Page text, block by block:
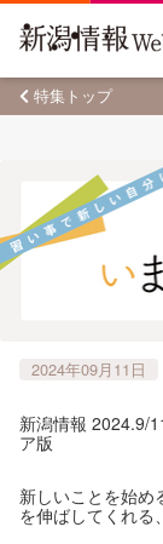
特集トップ
2024年09月11日
新潟情報 2024.9/
ア版
新しいことを始め
を伸ばしてくれる